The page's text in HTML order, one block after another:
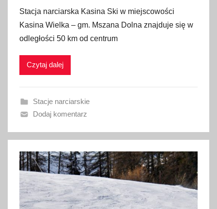
u
b
l
i
a
n
1
0
s
t
y
c
Stacja narciarska Kasina Ski w miejscowości
Kasina Wielka – gm. Mszana Dolna znajduje się w
odległości 50 km od centrum
Czytaj dalej
Stacje narciarskie
Dodaj komentarz